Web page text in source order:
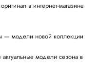
в интернет-магазине
— модели новой коллекции
модели сезона в